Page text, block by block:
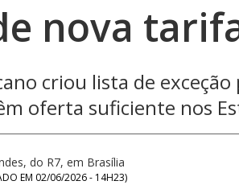
nova
criou lista de
oferta suficiente nos
do R7, em Brasília
EM 02/06/2026 - 14H23)